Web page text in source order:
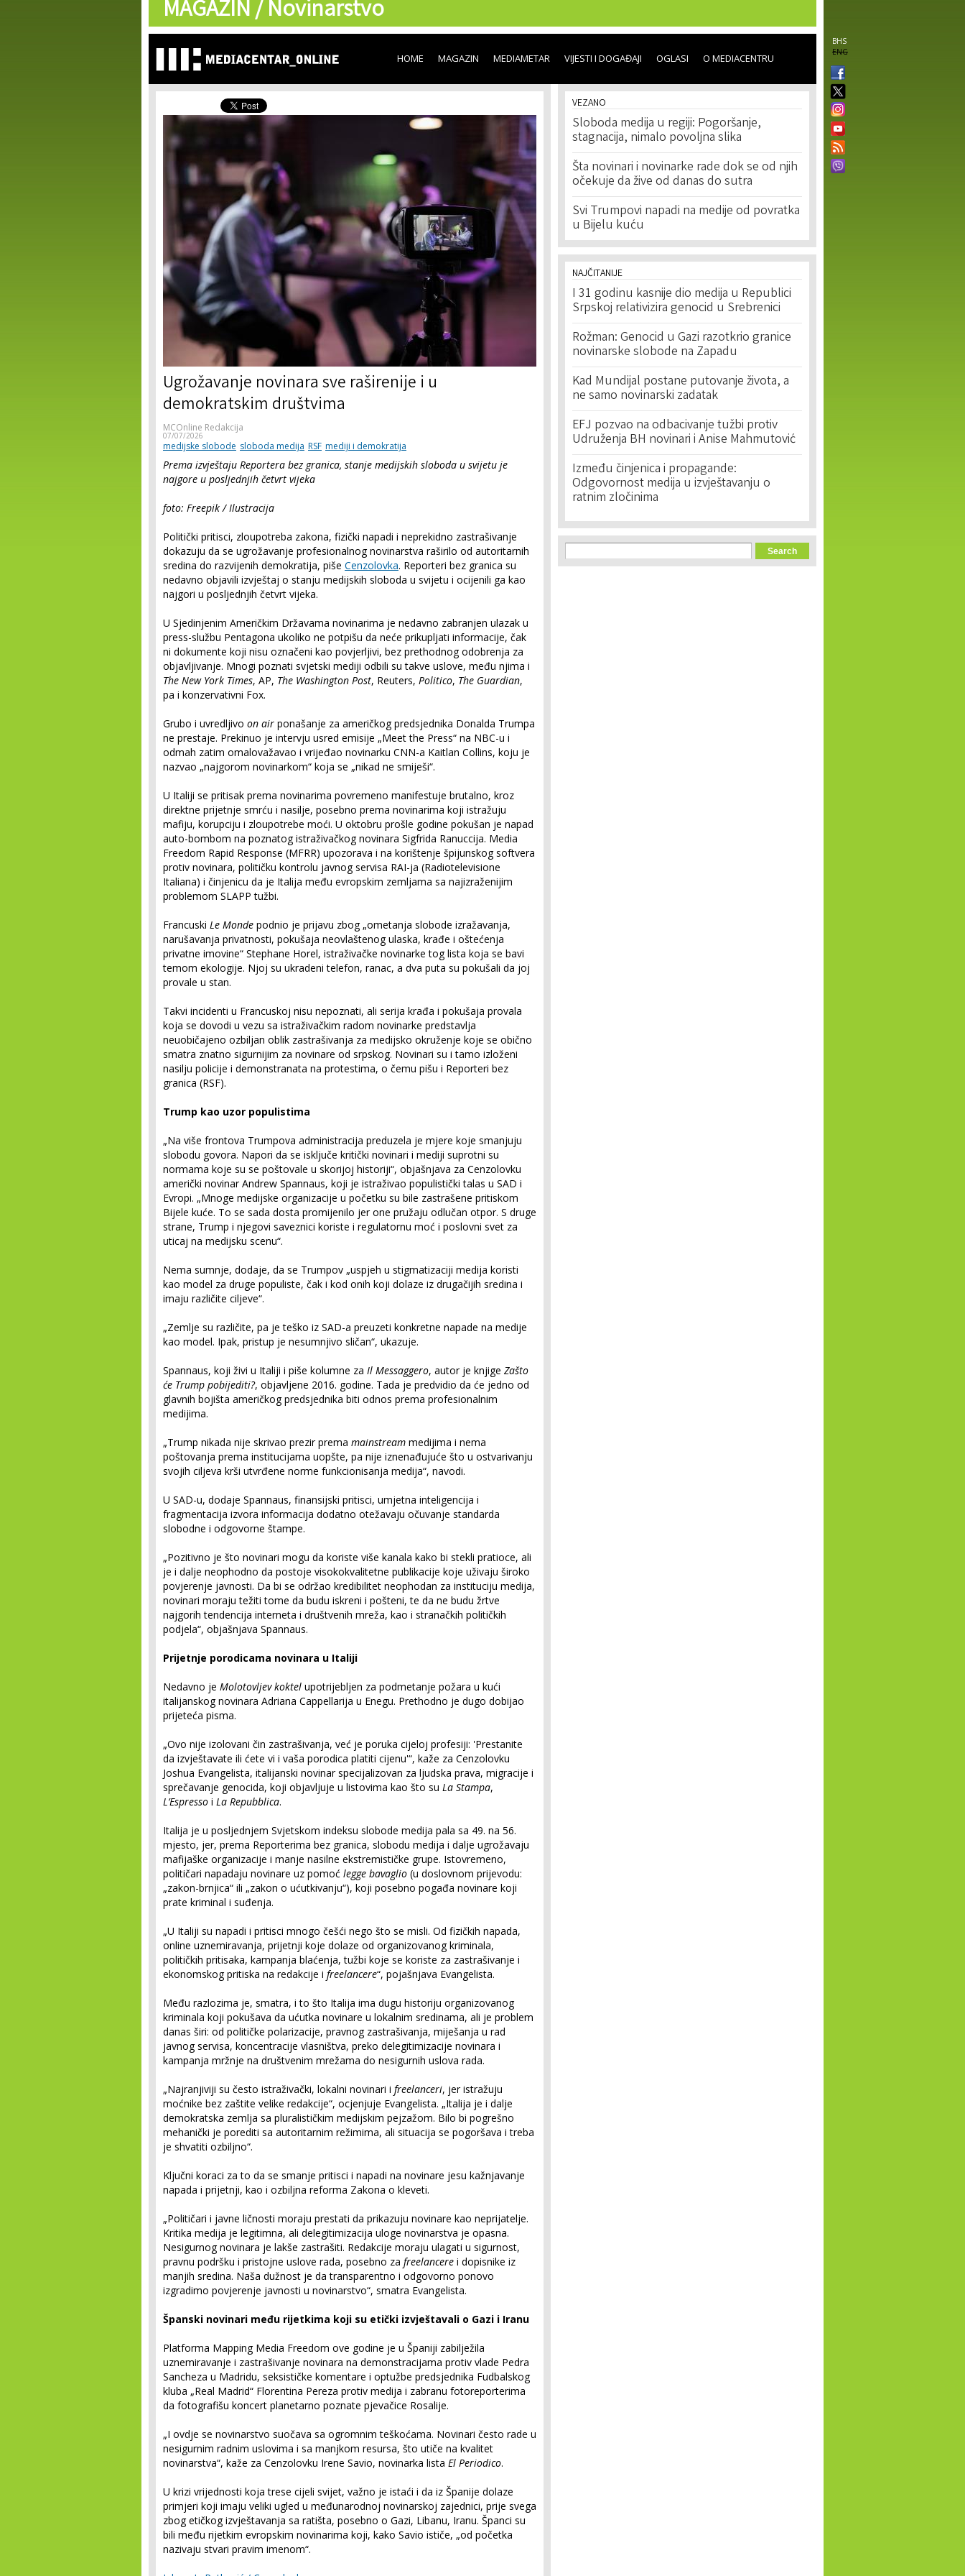
content
MAGAZIN /Novinarstvo
BHS
ENG
HOME MAGAZIN MEDIAMETAR VIJESTI I DOGAĐAJI OGLASI O MEDIACENTRU
Ugrožavanje novinara sve raširenije i u
demokratskim društvima
MCOnline Redakcija
07/07/2026
medijske slobode sloboda medija RSF mediji i demokratija
Prema izvještaju Reportera bez granica, stanje medijskih sloboda u svijetu je
najgore u posljednjih četvrt vijeka
foto: Freepik / Ilustracija
Politički pritisci, zloupotreba zakona, fizički napadi i neprekidno zastrašivanje
dokazuju da se ugrožavanje profesionalnog novinarstva raširilo od autoritarnih
sredina do razvijenih demokratija, piše Cenzolovka. Reporteri bez granica su
nedavno objavili izvještaj o stanju medijskih sloboda u svijetu i ocijenili ga kao
najgori u posljednjih četvrt vijeka.
U Sjedinjenim Američkim Državama novinarima je nedavno zabranjen ulazak u
press-službu Pentagona ukoliko ne potpišu da neće prikupljati informacije, čak
ni dokumente koji nisu označeni kao povjerljivi, bez prethodnog odobrenja za
objavljivanje. Mnogi poznati svjetski mediji odbili su takve uslove, među njima i
The New York Times, AP, The Washington Post, Reuters, Politico, The Guardian,
pa i konzervativni Fox.
Grubo i uvredljivo on air ponašanje za američkog predsjednika Donalda Trumpa
ne prestaje. Prekinuo je intervju usred emisije „Meet the Press“ na NBC-u i
odmah zatim omalovažavao i vrijeđao novinarku CNN-a Kaitlan Collins, koju je
nazvao „najgorom novinarkom“ koja se „nikad ne smiješi“.
U Italiji se pritisak prema novinarima povremeno manifestuje brutalno, kroz
direktne prijetnje smrću i nasilje, posebno prema novinarima koji istražuju
mafiju, korupciju i zloupotrebe moći. U oktobru prošle godine pokušan je napad
auto-bombom na poznatog istraživačkog novinara Sigfrida Ranuccija. Media
Freedom Rapid Response (MFRR) upozorava i na korištenje špijunskog softvera
protiv novinara, političku kontrolu javnog servisa RAI-ja (Radiotelevisione
Italiana) i činjenicu da je Italija među evropskim zemljama sa najizraženijim
problemom SLAPP tužbi.
Francuski Le Monde podnio je prijavu zbog „ometanja slobode izražavanja,
narušavanja privatnosti, pokušaja neovlaštenog ulaska, krađe i oštećenja
privatne imovine“ Stephane Horel, istraživačke novinarke tog lista koja se bavi
temom ekologije. Njoj su ukradeni telefon, ranac, a dva puta su pokušali da joj
provale u stan.
Takvi incidenti u Francuskoj nisu nepoznati, ali serija krađa i pokušaja provala
koja se dovodi u vezu sa istraživačkim radom novinarke predstavlja
neuobičajeno ozbiljan oblik zastrašivanja za medijsko okruženje koje se obično
smatra znatno sigurnijim za novinare od srpskog. Novinari su i tamo izloženi
nasilju policije i demonstranata na protestima, o čemu pišu i Reporteri bez
granica (RSF).
Trump kao uzor populistima
„Na više frontova Trumpova administracija preduzela je mjere koje smanjuju
slobodu govora. Napori da se isključe kritički novinari i mediji suprotni su
normama koje su se poštovale u skorijoj historiji“, objašnjava za Cenzolovku
američki novinar Andrew Spannaus, koji je istraživao populistički talas u SAD i
Evropi. „Mnoge medijske organizacije u početku su bile zastrašene pritiskom
Bijele kuće. To se sada dosta promijenilo jer one pružaju odlučan otpor. S druge
strane, Trump i njegovi saveznici koriste i regulatornu moć i poslovni svet za
uticaj na medijsku scenu“.
Nema sumnje, dodaje, da se Trumpov „uspjeh u stigmatizaciji medija koristi
kao model za druge populiste, čak i kod onih koji dolaze iz drugačijih sredina i
imaju različite ciljeve“.
„Zemlje su različite, pa je teško iz SAD-a preuzeti konkretne napade na medije
kao model. Ipak, pristup je nesumnjivo sličan“, ukazuje.
Spannaus, koji živi u Italiji i piše kolumne za Il Messaggero, autor je knjige Zašto
će Trump pobijediti?, objavljene 2016. godine. Tada je predvidio da će jedno od
glavnih bojišta američkog predsjednika biti odnos prema profesionalnim
medijima.
„Trump nikada nije skrivao prezir prema mainstream medijima i nema
poštovanja prema institucijama uopšte, pa nije iznenađujuće što u ostvarivanju
svojih ciljeva krši utvrđene norme funkcionisanja medija“, navodi.
U SAD-u, dodaje Spannaus, finansijski pritisci, umjetna inteligencija i
fragmentacija izvora informacija dodatno otežavaju očuvanje standarda
slobodne i odgovorne štampe.
„Pozitivno je što novinari mogu da koriste više kanala kako bi stekli pratioce, ali
je i dalje neophodno da postoje visokokvalitetne publikacije koje uživaju široko
povjerenje javnosti. Da bi se održao kredibilitet neophodan za instituciju medija,
novinari moraju težiti tome da budu iskreni i pošteni, te da ne budu žrtve
najgorih tendencija interneta i društvenih mreža, kao i stranačkih političkih
podjela“, objašnjava Spannaus.
Prijetnje porodicama novinara u Italiji
Nedavno je Molotovljev koktel upotrijebljen za podmetanje požara u kući
italijanskog novinara Adriana Cappellarija u Enegu. Prethodno je dugo dobijao
prijeteća pisma.
„Ovo nije izolovani čin zastrašivanja, već je poruka cijeloj profesiji: 'Prestanite
da izvještavate ili ćete vi i vaša porodica platiti cijenu'“, kaže za Cenzolovku
Joshua Evangelista, italijanski novinar specijalizovan za ljudska prava, migracije i
sprečavanje genocida, koji objavljuje u listovima kao što su La Stampa,
L’Espresso i La Repubblica.
Italija je u posljednjem Svjetskom indeksu slobode medija pala sa 49. na 56.
mjesto, jer, prema Reporterima bez granica, slobodu medija i dalje ugrožavaju
mafijaške organizacije i manje nasilne ekstremističke grupe. Istovremeno,
političari napadaju novinare uz pomoć legge bavaglio (u doslovnom prijevodu:
„zakon-brnjica“ ili „zakon o ućutkivanju“), koji posebno pogađa novinare koji
prate kriminal i suđenja.
„U Italiji su napadi i pritisci mnogo češći nego što se misli. Od fizičkih napada,
online uznemiravanja, prijetnji koje dolaze od organizovanog kriminala,
političkih pritisaka, kampanja blaćenja, tužbi koje se koriste za zastrašivanje i
ekonomskog pritiska na redakcije i freelancere“, pojašnjava Evangelista.
Među razlozima je, smatra, i to što Italija ima dugu historiju organizovanog
kriminala koji pokušava da ućutka novinare u lokalnim sredinama, ali je problem
danas širi: od političke polarizacije, pravnog zastrašivanja, miješanja u rad
javnog servisa, koncentracije vlasništva, preko delegitimizacije novinara i
kampanja mržnje na društvenim mrežama do nesigurnih uslova rada.
„Najranjiviji su često istraživački, lokalni novinari i freelanceri, jer istražuju
moćnike bez zaštite velike redakcije“, ocjenjuje Evangelista. „Italija je i dalje
demokratska zemlja sa pluralističkim medijskim pejzažom. Bilo bi pogrešno
mehanički je porediti sa autoritarnim režimima, ali situacija se pogoršava i treba
je shvatiti ozbiljno“.
Ključni koraci za to da se smanje pritisci i napadi na novinare jesu kažnjavanje
napada i prijetnji, kao i ozbiljna reforma Zakona o kleveti.
„Političari i javne ličnosti moraju prestati da prikazuju novinare kao neprijatelje.
Kritika medija je legitimna, ali delegitimizacija uloge novinarstva je opasna.
Nesigurnog novinara je lakše zastrašiti. Redakcije moraju ulagati u sigurnost,
pravnu podršku i pristojne uslove rada, posebno za freelancere i dopisnike iz
manjih sredina. Naša dužnost je da transparentno i odgovorno ponovo
izgradimo povjerenje javnosti u novinarstvo“, smatra Evangelista.
Španski novinari među rijetkima koji su etički izvještavali o Gazi i Iranu
Platforma Mapping Media Freedom ove godine je u Španiji zabilježila
uznemiravanje i zastrašivanje novinara na demonstracijama protiv vlade Pedra
Sancheza u Madridu, seksističke komentare i optužbe predsjednika Fudbalskog
kluba „Real Madrid“ Florentina Pereza protiv medija i zabranu fotoreporterima
da fotografišu koncert planetarno poznate pjevačice Rosalije.
„I ovdje se novinarstvo suočava sa ogromnim teškoćama. Novinari često rade u
nesigurnim radnim uslovima i sa manjkom resursa, što utiče na kvalitet
novinarstva“, kaže za Cenzolovku Irene Savio, novinarka lista El Periodico.
U krizi vrijednosti koja trese cijeli svijet, važno je istaći i da iz Španije dolaze
primjeri koji imaju veliki ugled u međunarodnoj novinarskoj zajednici, prije svega
zbog etičkog izvještavanja sa ratišta, posebno o Gazi, Libanu, Iranu. Španci su
bili među rijetkim evropskim novinarima koji, kako Savio ističe, „od početka
nazivaju stvari pravim imenom“.
VEZANO
Sloboda medija u regiji: Pogoršanje,
stagnacija, nimalo povoljna slika
Šta novinari i novinarke rade dok se od njih
očekuje da žive od danas do sutra
Svi Trumpovi napadi na medije od povratka
u Bijelu kuću
NAJČITANIJE
I 31 godinu kasnije dio medija u Republici
Srpskoj relativizira genocid u Srebrenici
Rožman: Genocid u Gazi razotkrio granice
novinarske slobode na Zapadu
Kad Mundijal postane putovanje života, a
ne samo novinarski zadatak
EFJ pozvao na odbacivanje tužbi protiv
Udruženja BH novinari i Anise Mahmutović
Između činjenica i propagande:
Odgovornost medija u izvještavanju o
ratnim zločinima
Search form
Search